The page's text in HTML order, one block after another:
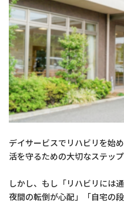
デイサービスでリハビリを始
活を守るための大切なステップ
しかし、もし「リハビリには
夜間の転倒が心配」「自宅の